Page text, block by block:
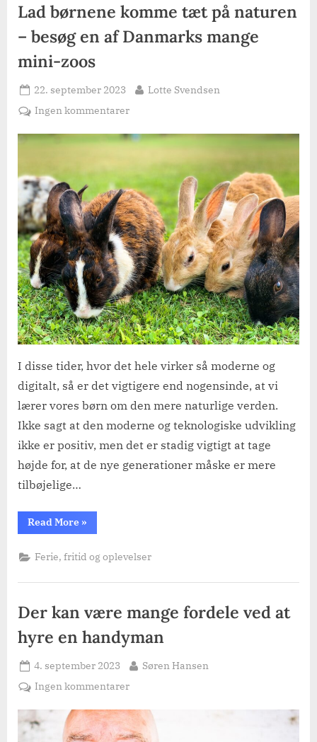
Lad børnene komme tæt på naturen
– besøg en af Danmarks mange
mini-zoos
Posted
on
22. september 2023 By
Lotte Svendsen
Ingen kommentarertil
børnene
tæt
på
naturen
–
besøg
en
af
Danmarks
mange
mini-
zoos
I disse tider, hvor det hele virker så moderne og
digitalt, så er det vigtigere end nogensinde, at vi
lærer vores børn om den mere naturlige verden.
Ikke sagt at den moderne og teknologiske udvikling
ikke er positiv, men det er stadig vigtigt at tage
højde for, at de nye generationer måske er mere
tilbøjelige…
Read More“Lad
børnene
tæt
på
–
af
Danmarks
mange
mini-
»
Ferie, fritid og oplevelser
Der kan være mange fordele ved at
hyre en handyman
Posted
on
4. september 2023 By
Søren Hansen
Ingen kommentarertil
kan
være